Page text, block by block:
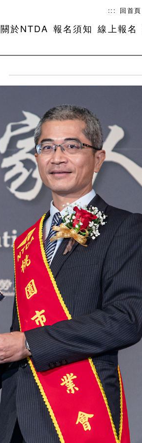
::: 回首頁
關於NTDA 報名須知 線上報名